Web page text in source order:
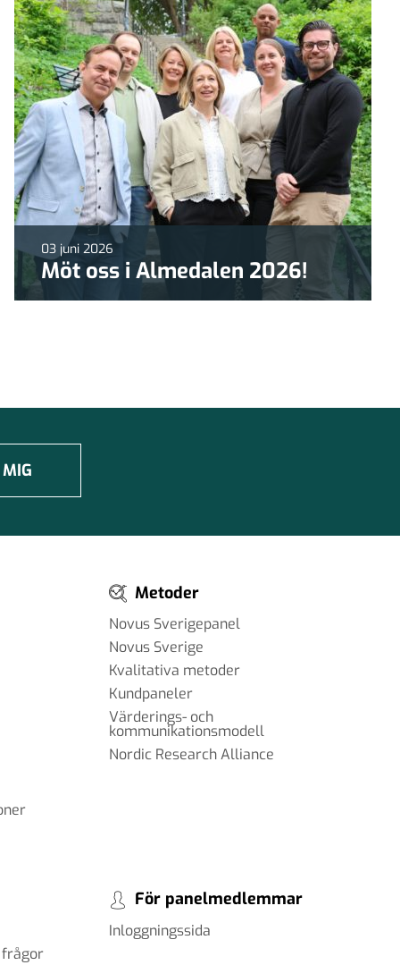
03 juni 2026
Möt oss i Almedalen 2026!
Metoder
Novus Sverigepanel
Novus Sverige
Kvalitativa metoder
Kundpaneler
Värderings- och
kommunikationsmodell
Nordic Research Alliance
frågor
För panelmedlemmar
Inloggningssida